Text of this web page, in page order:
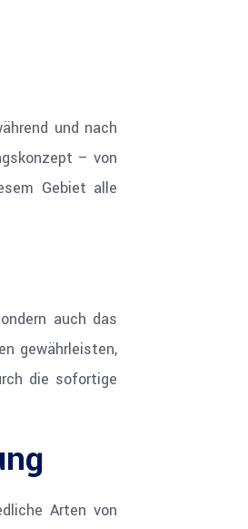
und nach
– von
Gebiet alle
auch das
gewährleisten,
die sofortige
Arten von